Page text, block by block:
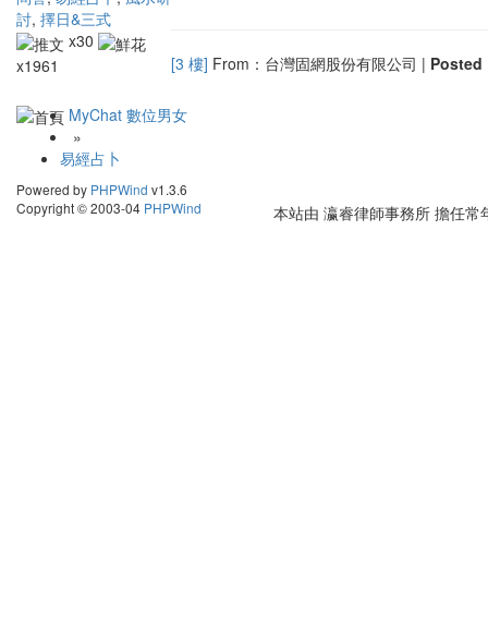
討, 擇日&三式
x30
x1961
[3 樓] From：台灣固網股份有限公司 | Posted
MyChat 數位男女
»
易經占卜
Powered by PHPWind v1.3.6
Copyright © 2003-04 PHPWind 本站由 瀛睿律師事務所 擔任常